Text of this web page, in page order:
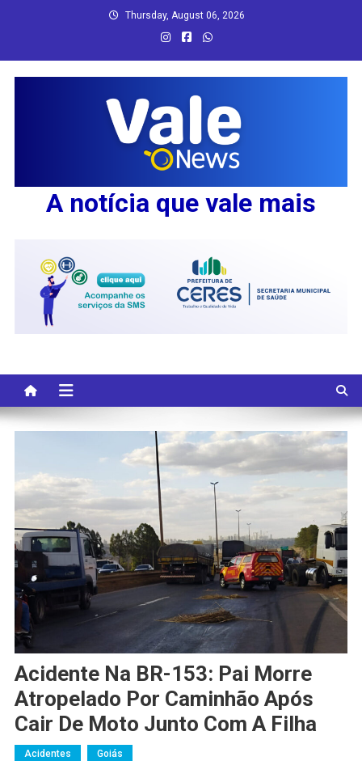
Thursday, August 06, 2026
A notícia que vale mais
Acidente Na BR-153: Pai Morre
Atropelado Por Caminhão Após
Cair De Moto Junto Com A Filha
Acidentes Goiás